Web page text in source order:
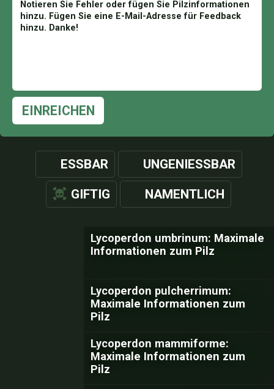
EINREICHEN
ESSBAR UNGENIESSBAR
GIFTIG NAMENTLICH
Lycoperdon umbrinum: Maximale
Informationen zum Pilz
Lycoperdon pulcherrimum:
Maximale Informationen zum
Pilz
Lycoperdon mammiforme:
Maximale Informationen zum
Pilz